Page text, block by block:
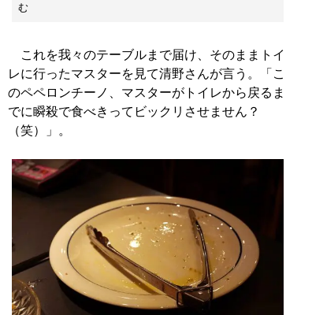
む
これを我々のテーブルまで届け、そのままトイ
レに行ったマスターを見て清野さんが言う。「こ
のペペロンチーノ、マスターがトイレから戻るま
でに瞬殺で食べきってビックリさせません？
（笑）」。